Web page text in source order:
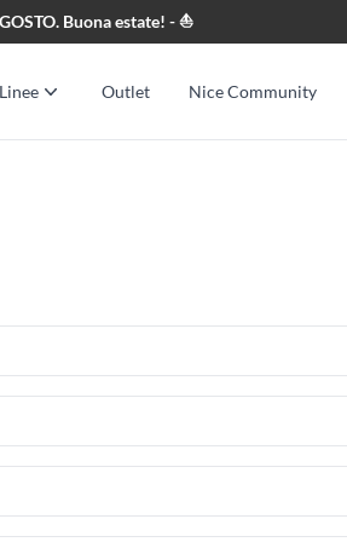
Buona estate! - ⛵
Linee Outlet Nice Community